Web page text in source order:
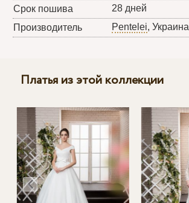
Срок пошива
28 дней
Производитель
Pentelei, Украина
Платья из этой коллекции